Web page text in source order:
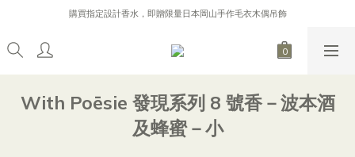
購買指定設計香水，即贈限量日本岡山手作毛衣木偶吊飾
購買指定設計香水，即贈限量日本岡山手作毛衣木偶吊飾
逐日 Line 好友募集中，加入 Line 好友，贈 200 元購物金！
購買指定設計香水，即贈限量日本岡山手作毛衣木偶吊飾
With Poēsie 發現系列 8 號香－波本酒
及蜂蜜－小